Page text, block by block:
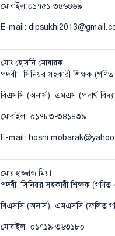
মোবাইল:০১৭৫১-৩৪৬৪৬৯
E-mail:
মোঃ হোসনি মোবারক
পদবী: সিনিয়র সহকারী শিক্ষক (গণিত
বিএসসি (অনার্স), এমএস (পদার্থ
মোবাইল: ০১৭৮৩-৩৪১৪৩৯
E-mail:
মোঃ হাজ্জাজ মিয়া
পদবী: সিনিয়র সহকারী শিক্ষক (গণিত
বিএসসি (অনার্স), এমএসসি (ফলিত
মোবাইল: ০১৭১৯-৩৬৩১৮০